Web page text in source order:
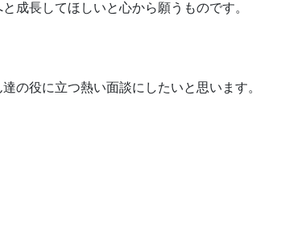
成長してほしいと心から願うものです。
の役に立つ熱い面談にしたいと思います。